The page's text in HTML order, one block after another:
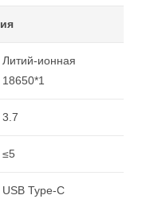
Литий-ионная
18650*1
3.7
≤5
USB Type-C